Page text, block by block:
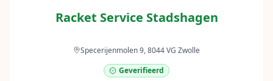
Racket Service Stadshagen
Specerijenmolen 9, 8044 VG Zwolle
Geverifieerd